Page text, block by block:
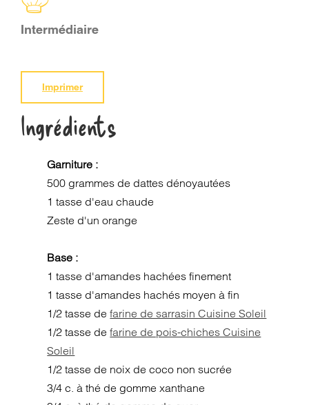
Intermédiaire
Imprimer
Ingrédients
Garniture :
500 grammes de dattes dénoyautées
1 tasse d'eau chaude
Zeste d'un orange
Base :
1 tasse d'amandes hachées finement
1 tasse d'amandes hachés moyen à fin
1/2 tasse defarine de sarrasin Cuisine Soleil
1/2 tasse defarine de pois-chiches Cuisine
Soleil
1/2 tasse de noix de coco non sucrée
3/4 c. à thé de gomme xanthane